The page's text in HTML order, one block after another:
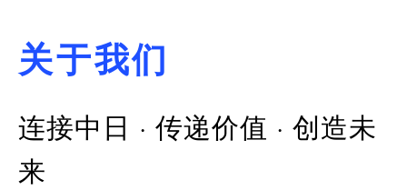
关于我们
连接中日 · 传递价值 · 创造未
来